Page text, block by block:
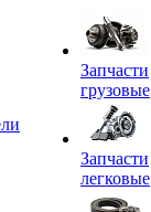
Запчасти
грузовые
Запчасти
легковые